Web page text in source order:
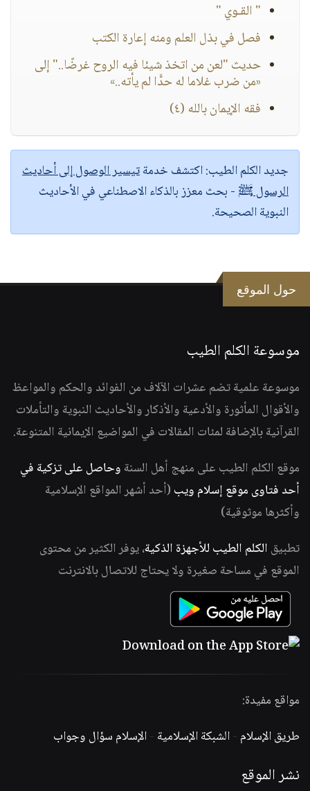
" القـوي "
فصل في بذل العلم ومنه إعارة الكتب
حديث "لعن من اتخذ شيئا فيه الروح غرضًا.." إلى
«من ضرب غلاما له حدًّا لم يأته..»
فقه الإيمان بالله (٤)
جديد الكلم الطيب:اكتشف خدمةتيسير الوصول إلى أحاديث
الرسول ﷺ - بحث معزز بالذكاء الاصطناعي في الأحاديث
النبوية الصحيحة.
حول الموقع
موسوعة الكلم الطيب
موسوعة علمية تضم عشرات الآلاف من الفوائد والحكم والمواعظ
والأقوال المأثورة والأدعية والأذكار والأحاديث النبوية والتأملات
القرآنية بالإضافة لمئات المقالات في المواضيع الإيمانية المتنوعة.
موقع الكلم الطيب على منهج أهل السنة وحاصل على تزكية في
أحد فتاوى موقع إسلام ويب (أحد أشهر المواقع الإسلامية
وأكثرها موثوقية)
تطبيق الكلم الطيب للأجهزة الذكية، يوفر الكثير من محتوى
الموقع في مساحة صغيرة ولا يحتاج للاتصال بالانترنت
مواقع مفيدة:
طريق الإسلام -الشبكة الإسلامية -الإسلام سؤال وجواب
نشر الموقع